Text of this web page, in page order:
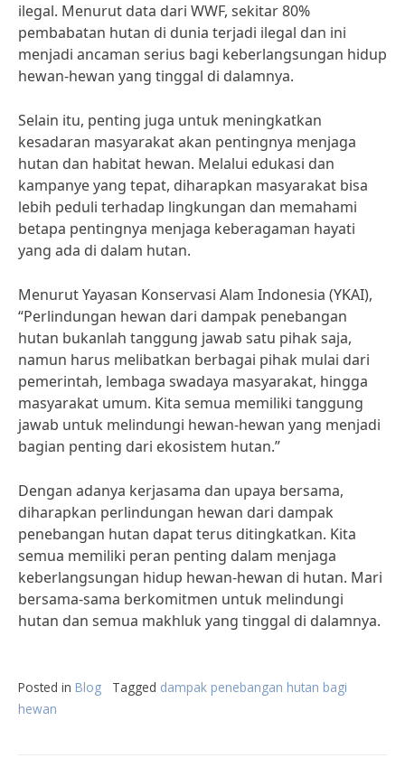
ilegal. Menurut data dari WWF, sekitar 80%
pembabatan hutan di dunia terjadi ilegal dan ini
menjadi ancaman serius bagi keberlangsungan hidup
hewan-hewan yang tinggal di dalamnya.
Selain itu, penting juga untuk meningkatkan
kesadaran masyarakat akan pentingnya menjaga
hutan dan habitat hewan. Melalui edukasi dan
kampanye yang tepat, diharapkan masyarakat bisa
lebih peduli terhadap lingkungan dan memahami
betapa pentingnya menjaga keberagaman hayati
yang ada di dalam hutan.
Menurut Yayasan Konservasi Alam Indonesia (YKAI),
“Perlindungan hewan dari dampak penebangan
hutan bukanlah tanggung jawab satu pihak saja,
namun harus melibatkan berbagai pihak mulai dari
pemerintah, lembaga swadaya masyarakat, hingga
masyarakat umum. Kita semua memiliki tanggung
jawab untuk melindungi hewan-hewan yang menjadi
bagian penting dari ekosistem hutan.”
Dengan adanya kerjasama dan upaya bersama,
diharapkan perlindungan hewan dari dampak
penebangan hutan dapat terus ditingkatkan. Kita
semua memiliki peran penting dalam menjaga
keberlangsungan hidup hewan-hewan di hutan. Mari
bersama-sama berkomitmen untuk melindungi
hutan dan semua makhluk yang tinggal di dalamnya.
Posted in Blog Tagged dampak penebangan hutan bagi
hewan